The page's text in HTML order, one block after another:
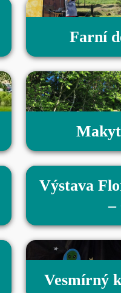
Farní
Výstava
–
Vesmírný